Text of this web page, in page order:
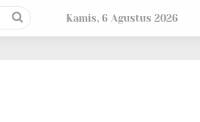
Kamis, 6 Agustus 2026